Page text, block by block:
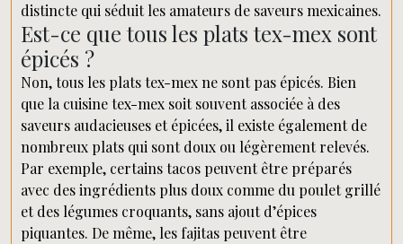
distincte qui séduit les amateurs de saveurs mexicaines.
Est-ce que tous les plats tex-mex sont
épicés ?
Non, tous les plats tex-mex ne sont pas épicés. Bien
que la cuisine tex-mex soit souvent associée à des
saveurs audacieuses et épicées, il existe également de
nombreux plats qui sont doux ou légèrement relevés.
Par exemple, certains tacos peuvent être préparés
avec des ingrédients plus doux comme du poulet grillé
et des légumes croquants, sans ajout d’épices
piquantes. De même, les fajitas peuvent être